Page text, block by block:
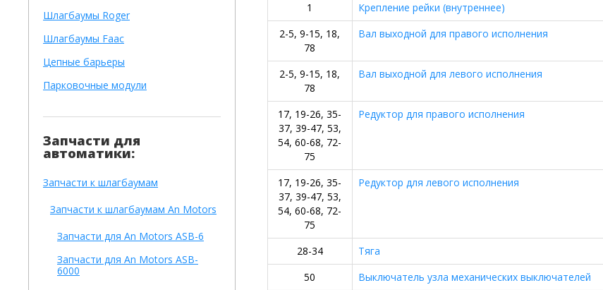
Шлагбаумы Roger
Шлагбаумы Faac
Цепные барьеры
Парковочные модули
Запчасти для
автоматики:
Запчасти к шлагбаумам
Запчасти к шлагбаумам An Motors
Запчасти для An Motors ASB-6
Запчасти для An Motors ASB-
6000
1
Крепление рейки (внутреннее)
2-5, 9-15, 18,
78
Вал выходной для правого исполнения
2-5, 9-15, 18,
78
Вал выходной для левого исполнения
17, 19-26, 35-
37, 39-47, 53,
54, 60-68, 72-
75
Редуктор для правого исполнения
17, 19-26, 35-
37, 39-47, 53,
54, 60-68, 72-
75
Редуктор для левого исполнения
28-34 Тяга
50
Выключатель узла механических выключателей